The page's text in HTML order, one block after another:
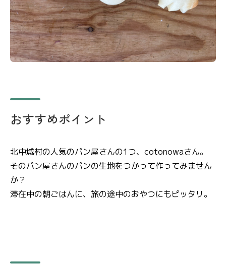
おすすめポイント
北中城村の人気のパン屋さんの1つ、cotonowaさん。
そのパン屋さんのパンの生地をつかって作ってみません
か？
滞在中の朝ごはんに、旅の途中のおやつにもピッタリ。